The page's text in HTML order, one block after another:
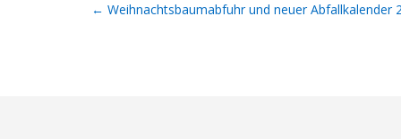
Post
← Weihnachtsbaumabfuhr und neuer Abfallkalender